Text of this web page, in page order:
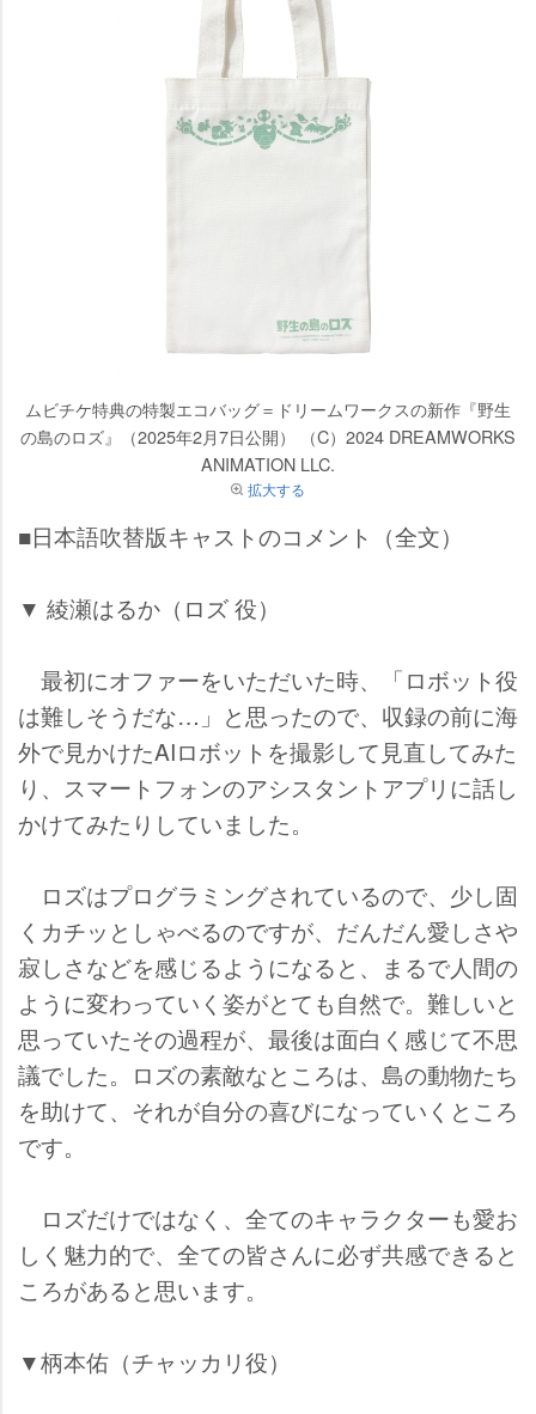
ムビチケ特典の特製エコバッグ＝ドリームワークスの新作『野生
の島のロズ』（2025年2月7日公開） （C）2024 DREAMWORKS
ANIMATION LLC.
拡大する
■日本語吹替版キャストのコメント（全文）
▼ 綾瀬はるか（ロズ 役）
最初にオファーをいただいた時、「ロボット役
は難しそうだな…」と思ったので、収録の前に海
外で見かけたAIロボットを撮影して見直してみた
り、スマートフォンのアシスタントアプリに話し
かけてみたりしていました。
ロズはプログラミングされているので、少し固
くカチッとしゃべるのですが、だんだん愛しさ
寂しさなどを感じるようになると、まるで人間の
ように変わっていく姿がとても自然で。難しいと
思っていたその過程が、最後は面白く感じて不思
議でした。ロズの素敵なところは、島の動物たち
を助けて、それが自分の喜びになっていくところ
です。
ロズだけではなく、全てのキャラクターも愛お
しく魅力的で、全ての皆さんに必ず共感できると
ころがあると思います。
▼柄本佑（チャッカリ役）